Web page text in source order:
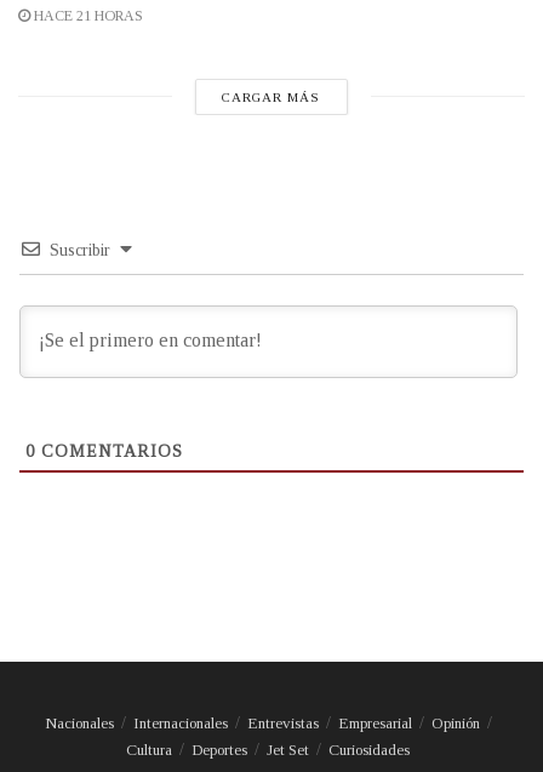
HACE 21 HORAS
CARGAR MÁS
Suscribir
0 COMENTARIOS
Nacionales Internacionales Entrevistas Empresarial
Opinión
Cultura
Deportes Jet Set Curiosidades